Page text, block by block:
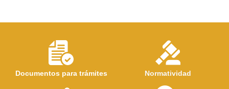
Documentos para trámites Normatividad